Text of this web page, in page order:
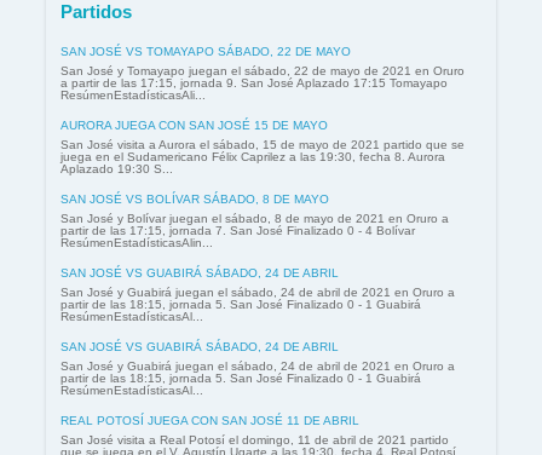
Partidos
SAN JOSÉ VS TOMAYAPO SÁBADO, 22 DE MAYO
San José y Tomayapo juegan el sábado, 22 de mayo de 2021 en Oruro
a partir de las 17:15, jornada 9. San José Aplazado 17:15 Tomayapo
ResúmenEstadísticasAli...
AURORA JUEGA CON SAN JOSÉ 15 DE MAYO
San José visita a Aurora el sábado, 15 de mayo de 2021 partido que se
juega en el Sudamericano Félix Caprilez a las 19:30, fecha 8. Aurora
Aplazado 19:30 S...
SAN JOSÉ VS BOLÍVAR SÁBADO, 8 DE MAYO
San José y Bolívar juegan el sábado, 8 de mayo de 2021 en Oruro a
partir de las 17:15, jornada 7. San José Finalizado 0 - 4 Bolívar
ResúmenEstadísticasAlin...
SAN JOSÉ VS GUABIRÁ SÁBADO, 24 DE ABRIL
San José y Guabirá juegan el sábado, 24 de abril de 2021 en Oruro a
partir de las 18:15, jornada 5. San José Finalizado 0 - 1 Guabirá
ResúmenEstadísticasAl...
SAN JOSÉ VS GUABIRÁ SÁBADO, 24 DE ABRIL
San José y Guabirá juegan el sábado, 24 de abril de 2021 en Oruro a
partir de las 18:15, jornada 5. San José Finalizado 0 - 1 Guabirá
ResúmenEstadísticasAl...
REAL POTOSÍ JUEGA CON SAN JOSÉ 11 DE ABRIL
San José visita a Real Potosí el domingo, 11 de abril de 2021 partido
que se juega en el V. Agustín Ugarte a las 19:30, fecha 4. Real Potosí